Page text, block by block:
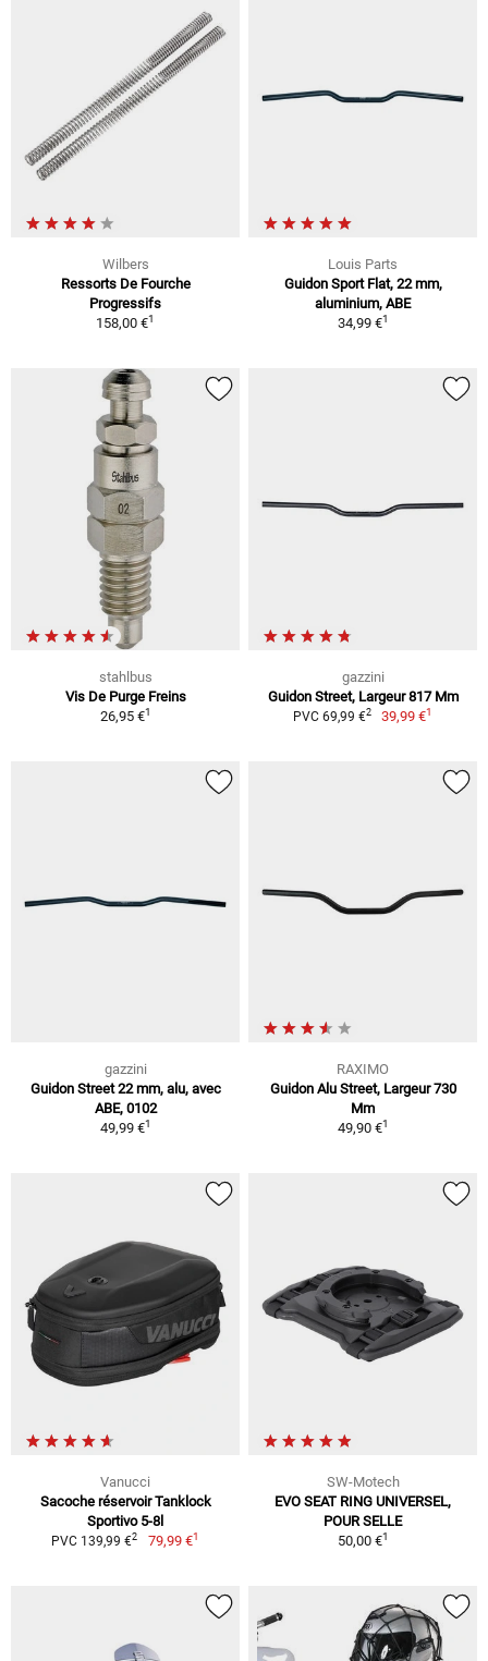
Wilbers
Ressorts De Fourche
Progressifs
158,00 €1
Louis Parts
Guidon Sport Flat, 22 mm,
aluminium, ABE
34,99 €1
stahlbus
Vis De Purge Freins
26,95 €1
gazzini
Guidon Street, Largeur 817 Mm
PVC 69,99 €2 39,99 €1
gazzini
Guidon Street 22 mm, alu, avec
ABE, 0102
49,99 €1
RAXIMO
Guidon Alu Street, Largeur 730
Mm
49,90 €1
Vanucci
Sacoche réservoir Tanklock
Sportivo 5-8l
PVC 139,99 €2 79,99 €1
SW-Motech
EVO SEAT RING UNIVERSEL,
POUR SELLE
50,00 €1